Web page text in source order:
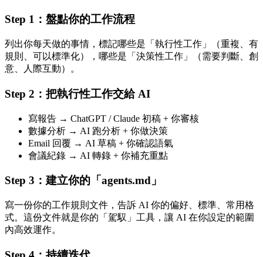
Step 1：盤點你的工作流程
列出你每天做的事情，標記哪些是「執行性工作」（重複、有
規則、可以標準化），哪些是「決策性工作」（需要判斷、創
意、人際互動）。
Step 2：把執行性工作交給 AI
寫報告 → ChatGPT / Claude 初稿 + 你審核
數據分析 → AI 跑分析 + 你做決策
Email 回覆 → AI 草稿 + 你確認語氣
會議紀錄 → AI 轉錄 + 你補充重點
Step 3：建立你的「agents.md」
寫一份你的工作規則文件，告訴 AI 你的偏好、標準、常用格
式。這份文件就是你的「駕馭」工具，讓 AI 在你設定的範圍
內高效運作。